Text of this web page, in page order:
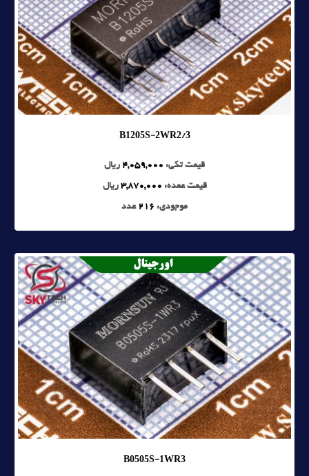
B1205S-2WR2/3
قیمت تکی: 4,059,000 ریال
قیمت عمده: 3,870,000 ریال
موجودی: 216 عدد
B0505S-1WR3